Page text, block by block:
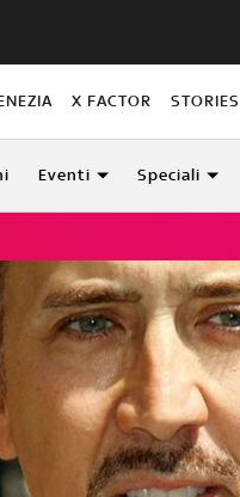
X FACTOR STORIES
Eventi Speciali